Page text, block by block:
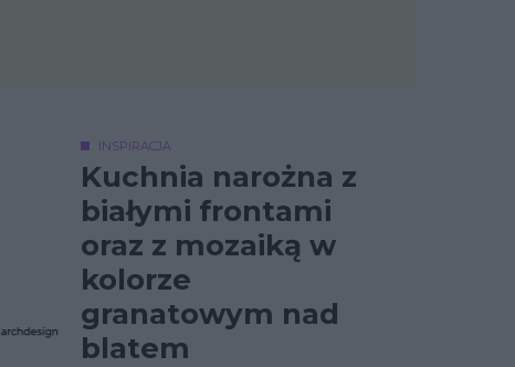
INSPIRACJA
Kuchnia narożna z
białymi frontami
oraz z mozaiką w
kolorze
granatowym nad
blatem